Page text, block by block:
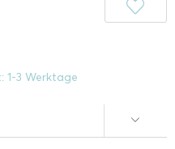
1-3 Werktage